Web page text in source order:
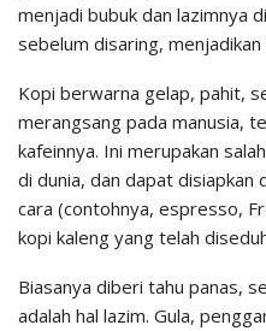
menjadi bubuk dan lazimnya
sebelum disaring, menjadikan
Kopi berwarna gelap, pahit,
merangsang pada manusia,
kafeinnya. Ini merupakan
di dunia, dan dapat disiapkan
cara (contohnya, espresso,
kopi kaleng yang telah
Biasanya diberi tahu panas,
adalah hal lazim. Gula,